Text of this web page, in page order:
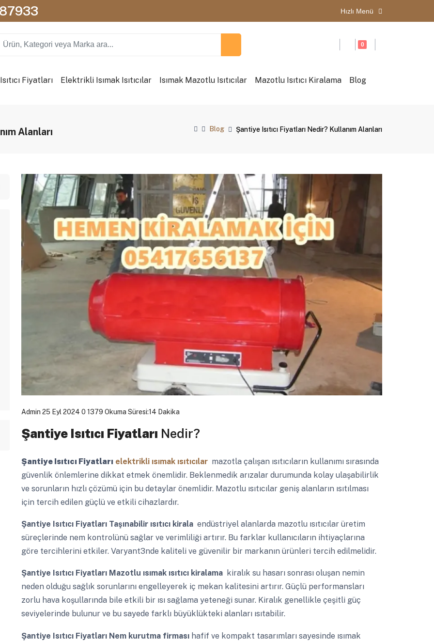
Hızlı Menü
0
Fiyatları Elektrikli Isımak Isıtıcılar Isımak Mazotlu Isıtıcılar Mazotlu Isıtıcı Kiralama Blog
Alanları Blog Şantiye Isıtıcı Fiyatları Nedir? Kullanım Alanları
Admin 25 Eyl 2024 0 1379 Okuma Süresi:14 Dakika
Şantiye Isıtıcı Fiyatları Nedir?
Şantiye Isıtıcı Fiyatları elektrikli ısımak ısıtıcılar mazotla çalışan ısıtıcıların kullanımı sırasında
güvenlik önlemlerine dikkat etmek önemlidir. Beklenmedik arızalar durumunda kolay ulaşabilirlik
ve sorunların hızlı çözümü için bu detaylar önemlidir. Mazotlu ısıtıcılar geniş alanların ısıtılması
için tercih edilen güçlü ve etkili cihazlardır.
Şantiye Isıtıcı FiyatlarıTaşınabilir ısıtıcı kirala endüstriyel alanlarda mazotlu ısıtıcılar üretim
süreçlerinde nem kontrolünü sağlar ve verimliliği artırır. Bu farklar kullanıcıların ihtiyaçlarına
göre tercihlerini etkiler. Varyant3nde kaliteli ve güvenilir bir markanın ürünleri tercih edilmelidir.
Şantiye Isıtıcı FiyatlarıMazotlu ısımak ısıtıcı kiralama kiralık su hasarı sonrası oluşan nemin
neden olduğu sağlık sorunlarını engelleyerek iç mekan kalitesini artırır. Güçlü performansları
zorlu hava koşullarında bile etkili bir ısı sağlama yeteneği sunar. Kiralık genellikle çeşitli güç
seviyelerinde bulunur ve bu sayede farklı büyüklükteki alanları ısıtabilir.
Şantiye Isıtıcı FiyatlarıNem kurutma firması hafif ve kompakt tasarımları sayesinde ısımak